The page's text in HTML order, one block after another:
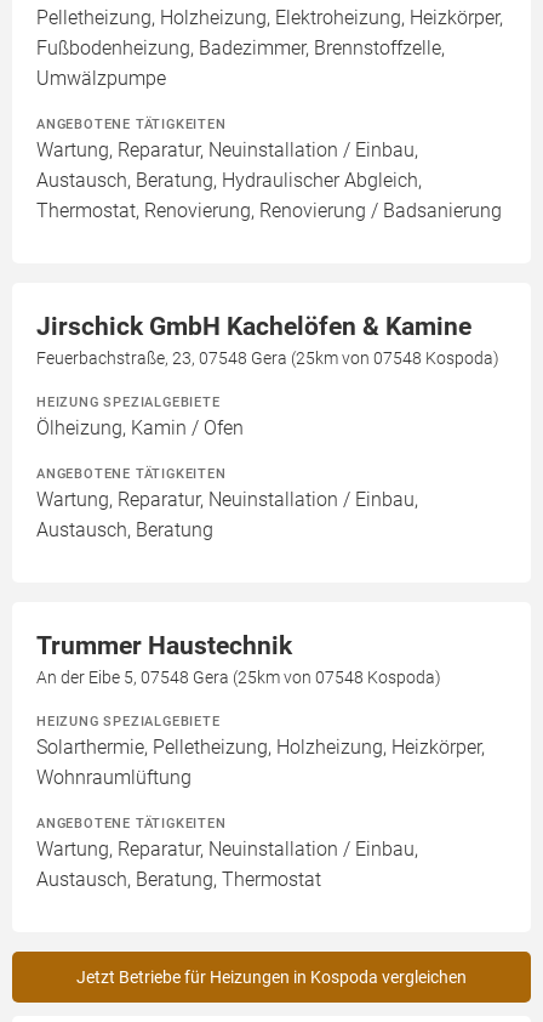
Pelletheizung, Holzheizung, Elektroheizung, Heizkörper,
Fußbodenheizung, Badezimmer, Brennstoffzelle,
Umwälzpumpe
ANGEBOTENE TÄTIGKEITEN
Wartung, Reparatur, Neuinstallation / Einbau,
Austausch, Beratung, Hydraulischer Abgleich,
Thermostat, Renovierung, Renovierung / Badsanierung
Jirschick GmbH Kachelöfen & Kamine
Feuerbachstraße, 23, 07548 Gera (25km von 07548 Kospoda)
HEIZUNG SPEZIALGEBIETE
Ölheizung, Kamin / Ofen
ANGEBOTENE TÄTIGKEITEN
Wartung, Reparatur, Neuinstallation / Einbau,
Austausch, Beratung
Trummer Haustechnik
An der Eibe 5, 07548 Gera (25km von 07548 Kospoda)
HEIZUNG SPEZIALGEBIETE
Solarthermie, Pelletheizung, Holzheizung, Heizkörper,
Wohnraumlüftung
ANGEBOTENE TÄTIGKEITEN
Wartung, Reparatur, Neuinstallation / Einbau,
Austausch, Beratung, Thermostat
Jetzt Betriebe für Heizungen in Kospoda vergleichen